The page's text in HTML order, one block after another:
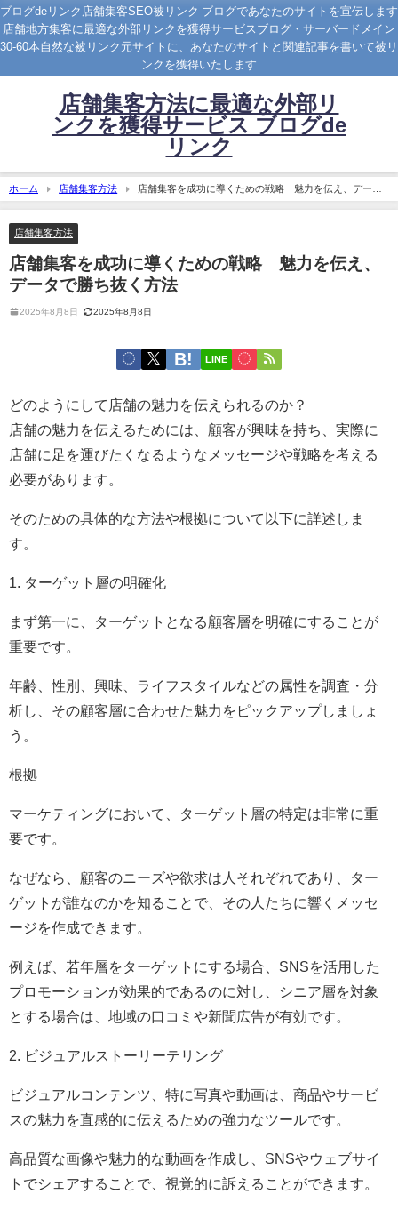
ブログdeリンク店舗集客SEO被リンク ブログであなたのサイトを宣伝します
店舗地方集客に最適な外部リンクを獲得サービスブログ・サーバードメイン
30-60本自然な被リンク元サイトに、あなたのサイトと関連記事を書いて被リ
ンクを獲得いたします
店舗集客方法に最適な外部リ
ンクを獲得サービス ブログde
リンク
ホーム 店舗集客方法
店舗集客を成功に導くための戦略 魅力を伝え、データ
で勝ち抜く方法
店舗集客方法
店舗集客を成功に導くための戦略 魅力を伝え、
データで勝ち抜く方法
2025年8月8日 2025年8月8日
LINE
どのようにして店舗の魅力を伝えられるのか？
店舗の魅力を伝えるためには、顧客が興味を持ち、実際に
店舗に足を運びたくなるようなメッセージや戦略を考える
必要があります。
そのための具体的な方法や根拠について以下に詳述しま
す。
1. ターゲット層の明確化
まず第一に、ターゲットとなる顧客層を明確にすることが
重要です。
年齢、性別、興味、ライフスタイルなどの属性を調査・分
析し、その顧客層に合わせた魅力をピックアップしましょ
う。
根拠
マーケティングにおいて、ターゲット層の特定は非常に重
要です。
なぜなら、顧客のニーズや欲求は人それぞれであり、ター
ゲットが誰なのかを知ることで、その人たちに響くメッセ
ージを作成できます。
例えば、若年層をターゲットにする場合、SNSを活用した
プロモーションが効果的であるのに対し、シニア層を対象
とする場合は、地域の口コミや新聞広告が有効です。
2. ビジュアルストーリーテリング
ビジュアルコンテンツ、特に写真や動画は、商品やサービ
スの魅力を直感的に伝えるための強力なツールです。
高品質な画像や魅力的な動画を作成し、SNSやウェブサイ
トでシェアすることで、視覚的に訴えることができます。